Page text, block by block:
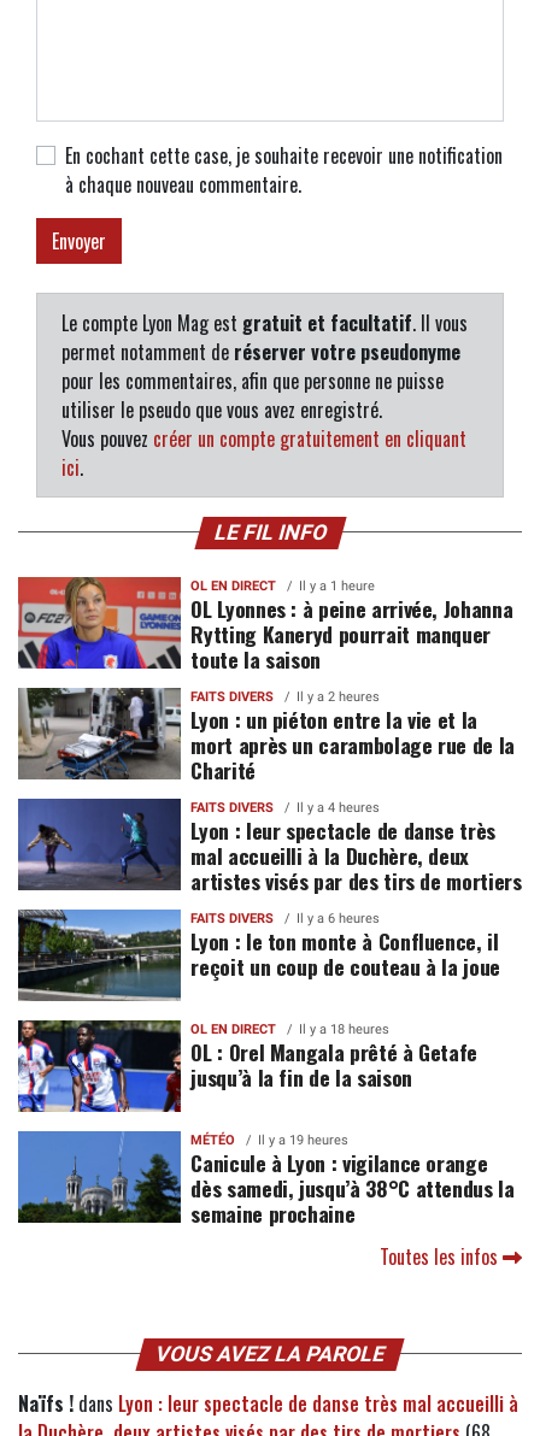
En cochant cette case, je souhaite recevoir une notification
à chaque nouveau commentaire.
Le compte Lyon Mag est gratuit et facultatif. Il vous
permet notamment de réserver votre pseudonyme
pour les commentaires, afin que personne ne puisse
utiliser le pseudo que vous avez enregistré.
Vous pouvez créer un compte gratuitement en cliquant
ici.
LE FIL INFO
OL EN DIRECT Il y a 1 heure
OL Lyonnes : à peine arrivée, Johanna
Rytting Kaneryd pourrait manquer
toute la saison
FAITS DIVERS Il y a 2 heures
Lyon : un piéton entre la vie et la
mort après un carambolage rue de la
Charité
FAITS DIVERS Il y a 4 heures
Lyon : leur spectacle de danse très
mal accueilli à la Duchère, deux
artistes visés par des tirs de mortiers
FAITS DIVERS Il y a 6 heures
Lyon : le ton monte à Confluence, il
reçoit un coup de couteau à la joue
OL EN DIRECT Il y a 18 heures
OL : Orel Mangala prêté à Getafe
jusqu’à la fin de la saison
MÉTÉO Il y a 19 heures
Canicule à Lyon : vigilance orange
dès samedi, jusqu’à 38°C attendus la
semaine prochaine
Toutes les infos
VOUS AVEZ LA PAROLE
Naïfs ! dans Lyon : leur spectacle de danse très mal accueilli à